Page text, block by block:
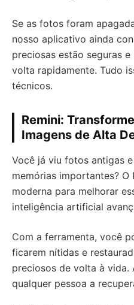
Se as fotos foram
nosso aplicativo ainda
preciosas estão seguras
volta rapidamente. Tudo
técnicos.
Remini:
Imagens de Alta
Você já viu fotos antigas
memórias importantes? O
moderna para melhorar
inteligência artificial
Com a ferramenta, você
ficarem nítidas e
preciosos de volta à vida.
qualquer pessoa a